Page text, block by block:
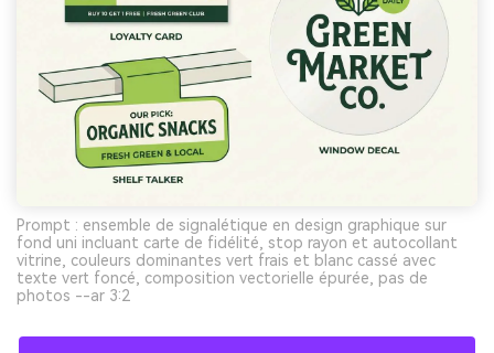
Prompt : ensemble de signalétique en design graphique sur
fond uni incluant carte de fidélité, stop rayon et autocollant
vitrine, couleurs dominantes vert frais et blanc cassé avec
texte vert foncé, composition vectorielle épurée, pas de
photos --ar 3:2